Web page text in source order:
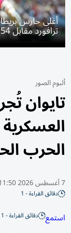
أغلى حارس
ترافورد مقابل 54 مليون دولار
ألبوم الصور
تايوان
الحرب
7 أغسطس 2026 11:50 صباحًا
دقائق القراءة - 1
استمع دقائق القراءة - 1